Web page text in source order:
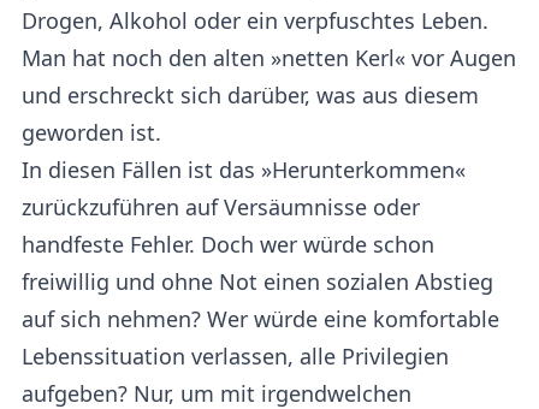
Drogen, Alkohol oder ein verpfuschtes Leben.
Man hat noch den alten »netten Kerl« vor Augen
und erschreckt sich darüber, was aus diesem
geworden ist.
In diesen Fällen ist das »Herunterkommen«
zurückzuführen auf Versäumnisse oder
handfeste Fehler. Doch wer würde schon
freiwillig und ohne Not einen sozialen Abstieg
auf sich nehmen? Wer würde eine komfortable
Lebenssituation verlassen, alle Privilegien
aufgeben? Nur, um mit irgendwelchen